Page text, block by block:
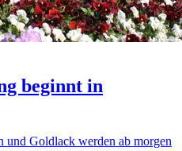
beginnt in
und Goldlack werden ab morgen